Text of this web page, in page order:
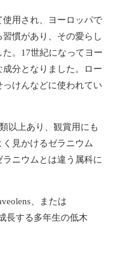
用され、ヨーロッパで
慣があり、その愛らし
。17世紀になってヨー
分となりました。ロー
けんなどに使われてい
以上あり、観賞用にも
見かけるゼラニウム
ニウムとは違う属科に
、または
長する多年生の低木